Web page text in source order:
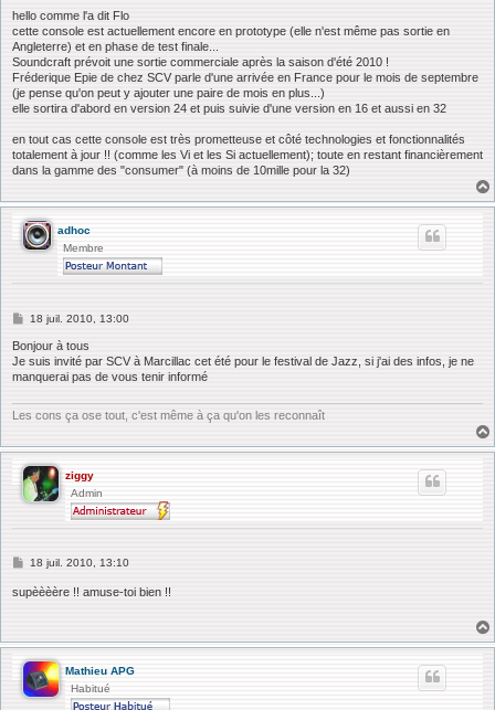
s
s
g
e
hello comme l'a dit Flo
cette console est actuellement encore en prototype (elle n'est même pas sortie en
Angleterre) et en phase de test finale...
Soundcraft prévoit une sortie commerciale après la saison d'été 2010 !
Fréderique Epie de chez SCV parle d'une arrivée en France pour le mois de septembre
(je pense qu'on peut y ajouter une paire de mois en plus...)
elle sortira d'abord en version 24 et puis suivie d'une version en 16 et aussi en 32
en tout cas cette console est très prometteuse et côté technologies et fonctionnalités
totalement à jour !! (comme les Vi et les Si actuellement); toute en restant financièrement
dans la gamme des "consumer" (à moins de 10mille pour la 32)
adhoc
Membre
M
s
s
g
18 juil. 2010, 13:00
Bonjour à tous
Je suis invité par SCV à Marcillac cet été pour le festival de Jazz, si j'ai des infos, je ne
manquerai pas de vous tenir informé
Les cons ça ose tout, c'est même à ça qu'on les reconnaît
ziggy
Admin
M
s
s
e
18 juil. 2010, 13:10
supèèèère !! amuse-toi bien !!
Mathieu APG
Habitué